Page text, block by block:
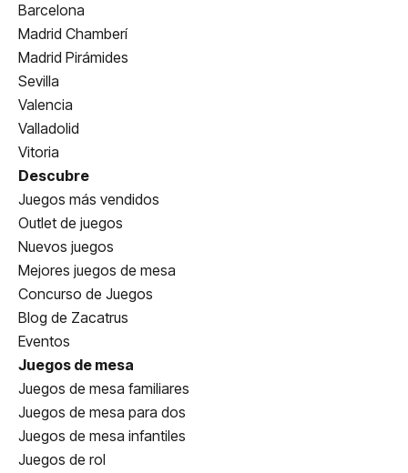
Barcelona
Madrid Chamberí
Madrid Pirámides
Sevilla
Valencia
Valladolid
Vitoria
Descubre
Juegos más vendidos
Outlet de juegos
Nuevos juegos
Mejores juegos de mesa
Concurso de Juegos
Blog de Zacatrus
Eventos
Juegos de mesa
Juegos de mesa familiares
Juegos de mesa para dos
Juegos de mesa infantiles
Juegos de rol